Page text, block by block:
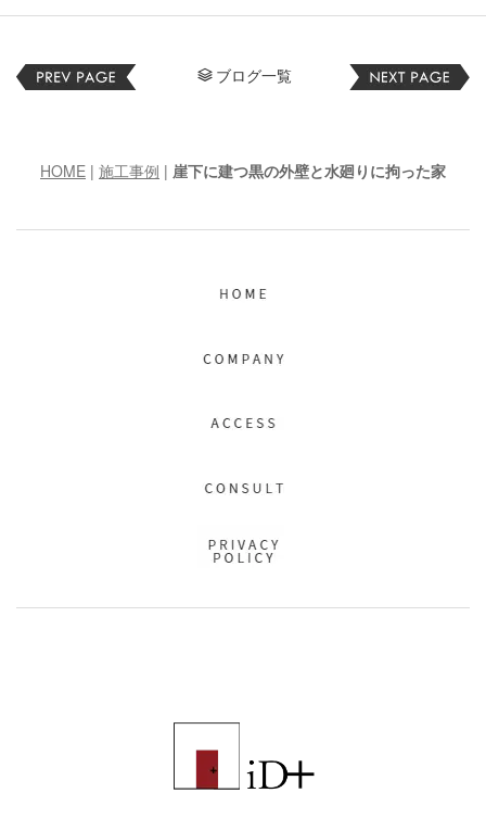
ブログ一覧
HOME | 施工事例 | 崖下に建つ黒の外壁と水廻りに拘った家